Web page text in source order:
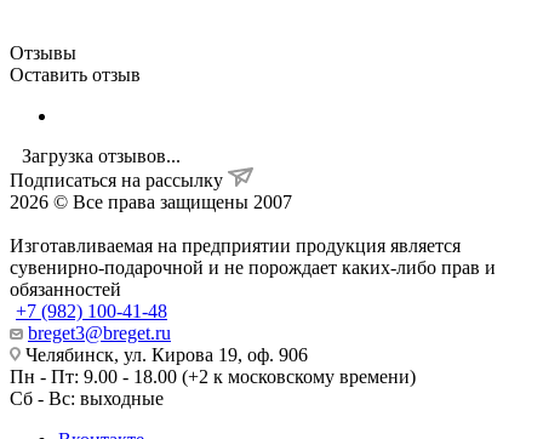
Отзывы
Оставить отзыв
Загрузка отзывов...
Подписаться на рассылку
2026 © Все права защищены 2007
Изготавливаемая на предприятии продукция является
сувенирно-подарочной и не порождает каких-либо прав и
обязанностей
+7 (982) 100-41-48
breget3@breget.ru
Челябинск, ул. Кирова 19, оф. 906
Пн - Пт: 9.00 - 18.00 (+2 к московскому времени)
Сб - Вс: выходные